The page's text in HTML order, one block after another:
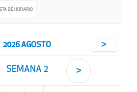
DE HORARIO
2026 AGOSTO
SEMANA 2